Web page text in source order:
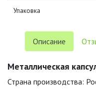
Упаковка
Описание
Металлическая
Страна производства: